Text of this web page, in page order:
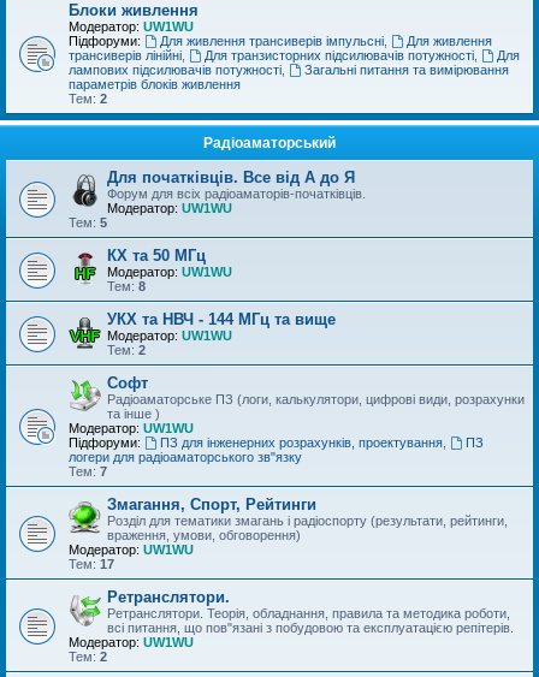
Блоки живлення
Модератор: UW1WU
Підфоруми:
Для живлення трансиверів імпульсні,
Для живлення
трансиверів лінійні
Для транзисторних підсилювачів потужності,
Для
лампових підсилювачів потужності
Загальні питання та вимірювання
параметрів блоків живлення
Тем: 2
Радіоаматорський
Для початківців. Все від А до Я
Форум для всіх радіоаматорів-початківців.
Модератор: UW1WU
Тем: 5
КХ та 50 МГц
Модератор: UW1WU
Тем: 8
УКХ та НВЧ - 144 МГц та вище
Модератор: UW1WU
Тем: 2
Софт
Радіоаматорське ПЗ (логи, калькулятори, цифрові види, розрахунки
та інше )
Модератор: UW1WU
Підфоруми:
ПЗ для інженерних розрахунків, проектування,
ПЗ
логери для радіоаматорського зв"язку
Тем: 7
Змагання, Спорт, Рейтинги
Розділ для тематики змагань і радіоспорту (результати, рейтинги,
враження, умови, обговорення)
Модератор: UW1WU
Тем: 17
Ретранслятори.
Ретранслятори. Теорія, обладнання, правила та методика роботи,
всі питання, що пов"язані з побудовою та експлуатацією репітерів.
Модератор: UW1WU
Тем: 2